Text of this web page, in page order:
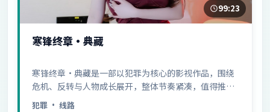
99:23
寒锋终章·典藏
寒锋终章·典藏是一部以犯罪为核心的影视作品，围绕
危机、反转与人物成长展开，整体节奏紧凑，值得推荐
观看。
犯罪 · 线路